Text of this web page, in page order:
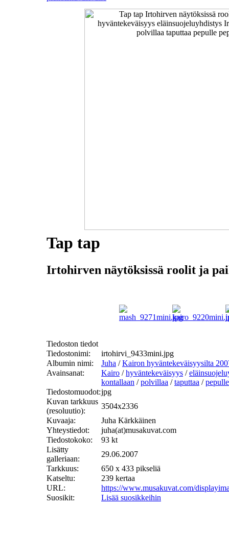
Tap tap
Irtohirven näytöksissä roolit ja
Tiedoston tiedot
Tiedostonimi:
irtohirvi_9433mini.jpg
Albumin nimi:
Juha /Kairon hyväntekeväisyysilta
Avainsanat:
Kairo /hyväntekeväisyys /
kontallaan /polvillaa /taputtaa /pepulle
Tiedostomuodot:jpg
Kuvan tarkkuus
(resoluutio):
3504x2336
Kuvaaja:
Juha Kärkkäinen
Yhteystiedot:
juha(at)musakuvat.com
Tiedostokoko:
93 kt
Lisätty
galleriaan:
29.06.2007
Tarkkuus:
650 x 433 pikseliä
Katseltu:
239 kertaa
URL:
https://www.musakuvat.com/
Suosikit:
Lisää suosikkeihin